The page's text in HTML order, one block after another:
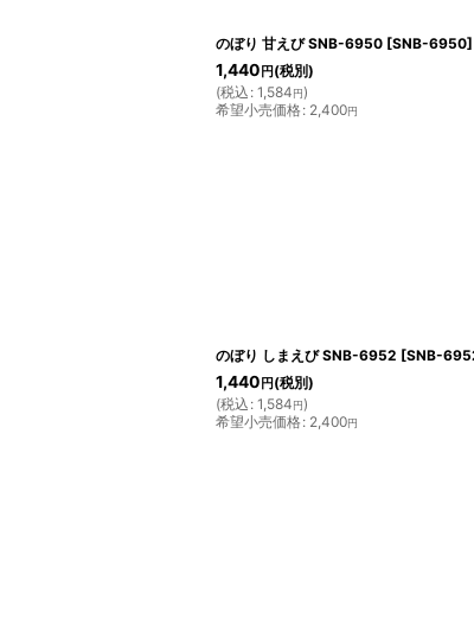
のぼり 甘えび SNB-6950 [SNB-6950]
1,440 円 (税別)
(税込 : 1,584円)
希望小売価格: 2,400円
のぼり しまえび SNB-6952 [SNB-
1,440 円 (税別)
(税込 : 1,584円)
希望小売価格: 2,400円